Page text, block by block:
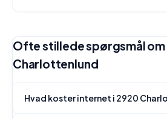
Ofte stillede spørgsmål
Charlottenlund
Hvad koster internet i 2920